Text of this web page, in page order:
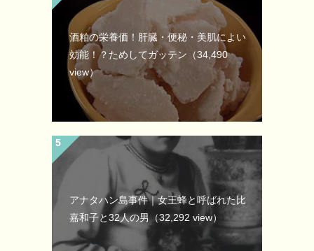
酒粕の栄養価！肝臓・便秘・美肌によい
効能！？ためしてガッテン （34,490
view）
アナタハン島事件｜女王蜂と呼ばれた比
嘉和子と32人の男（32,292 view）